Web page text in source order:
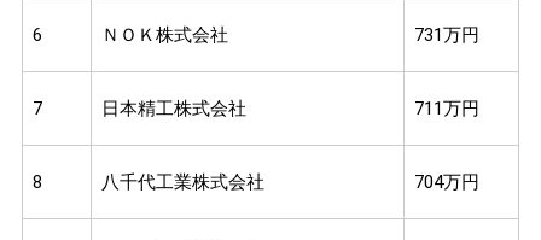
6 ＮＯＫ株式会社 731万円
7 日本精工株式会社 711万円
8 八千代工業株式会社 704万円